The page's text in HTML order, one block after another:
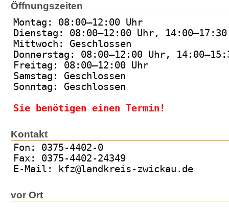
Öffnungszeiten
Montag: 08:00–12:00 Uhr
Dienstag: 08:00–12:00 Uhr,
Mittwoch: Geschlossen
Donnerstag: 08:00–12:00 Uhr,
Freitag: 08:00–12:00 Uhr
Samstag: Geschlossen
Sonntag: Geschlossen
Sie benötigen einen Termin!
Kontakt
Fon: 0375-4402-0
Fax: 0375-4402-24349
E-Mail: kfz@landkreis-zwickau.de
vor Ort